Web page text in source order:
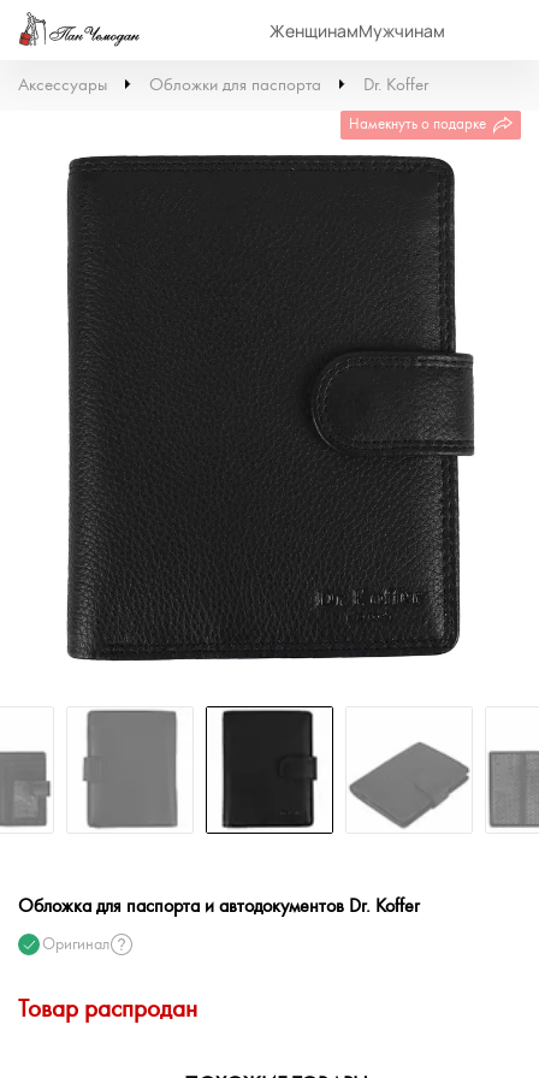
ЖенщинамМужчинам
Аксессуары Обложки для паспорта Dr. Koffer
Намекнуть о подарке
Обложка для паспорта и автодокументов Dr. Koffer
Оригинал
Товар распродан